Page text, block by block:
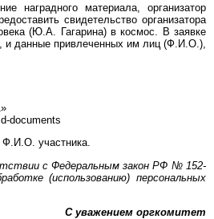
наградного материала, организатор
свидетельство организатора
(Ю.А. Гагарина) в космос. В заявке
и данные привлеченных им лиц (Ф.И.О.),
documents
Ф.И.О. участника.
с Федеральным закон РФ № 152-
(использованию) персональных
С уважением оргкомитет